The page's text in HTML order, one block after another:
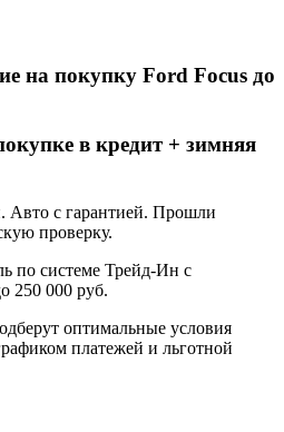
на покупку Ford Focus до
в кредит + зимняя
Авто с гарантией. Прошли
проверку.
по системе Трейд-Ин с
250 000 руб.
оптимальные условия
платежей и льготной